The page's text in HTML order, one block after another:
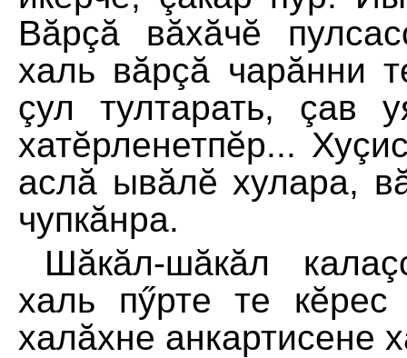
Вăрçă вăхăчĕ
халь вăрçă чарăнни
çул тултарать, çав
хатĕрленетпĕр...
аслă ывăлĕ хулара,
чупкăнра.
Шăкăл-шăкăл
халь пӳрте те кĕрес
халăхне анкартисене